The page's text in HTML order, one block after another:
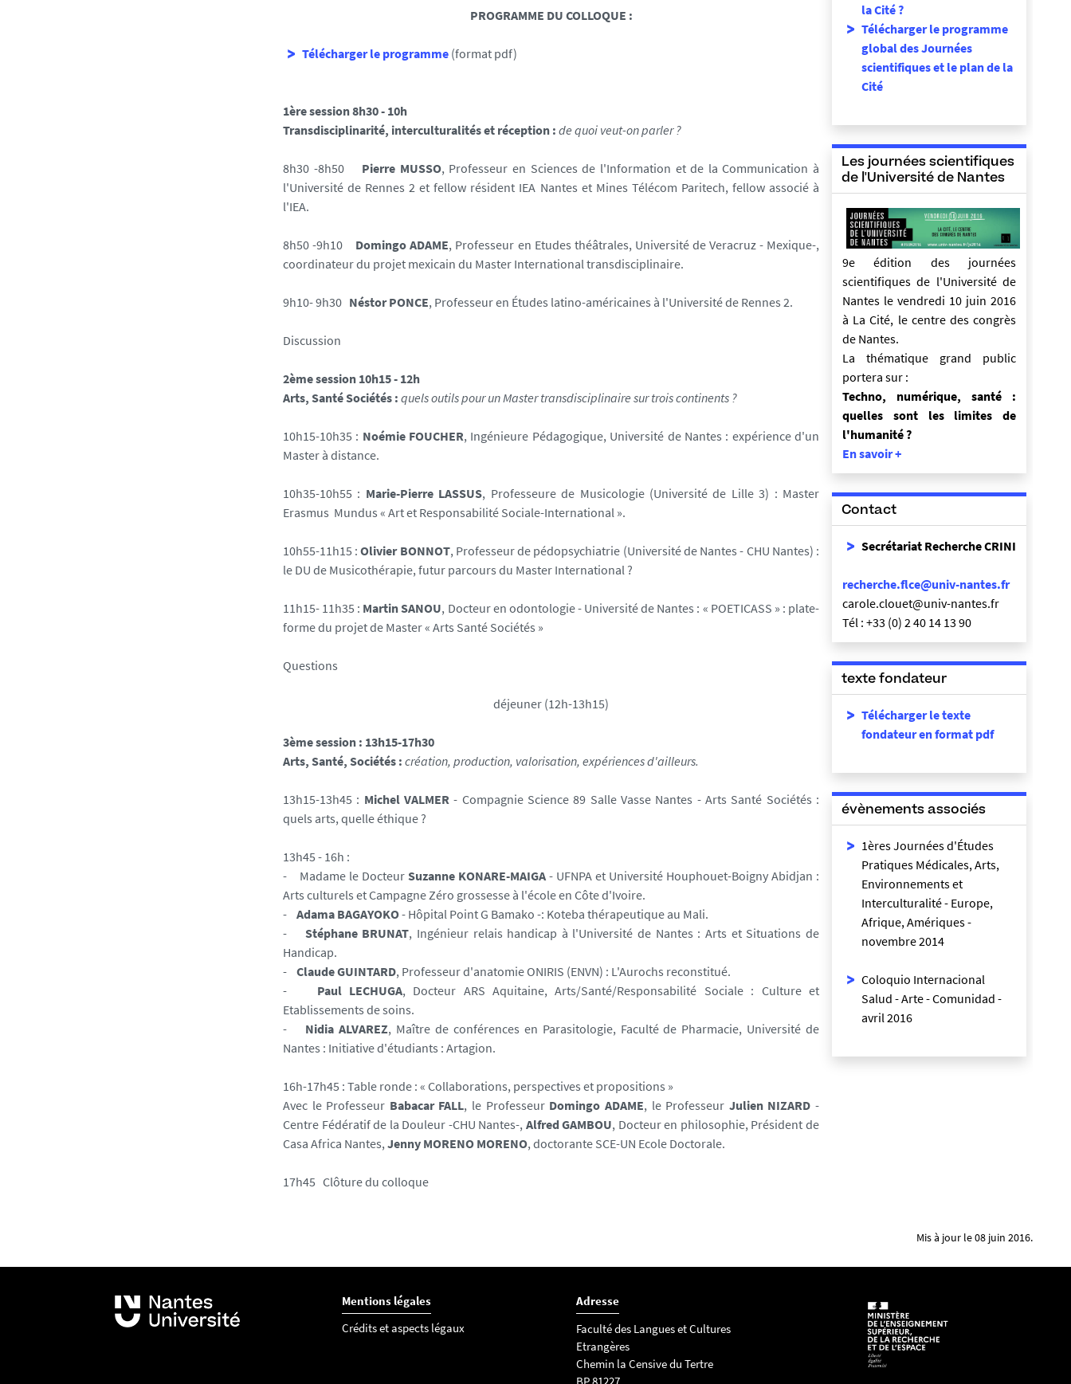
PROGRAMME DU COLLOQUE :
Télécharger le programme (format pdf)
1ère session 8h30 - 10h
Transdisciplinarité, interculturalités et réception : de quoi veut-on parler ?
8h30 -8h50 Pierre MUSSO,Professeur en Sciences de l'Information et de la Communication à
l'Université de Rennes 2 et fellow résident IEA Nantes et Mines Télécom Paritech, fellow associé à
l'IEA.
8h50 -9h10 Domingo ADAME, Professeur en Etudes théâtrales, Université de Veracruz - Mexique-,
coordinateur du projet mexicain du Master International transdisciplinaire.
9h10- 9h30 Néstor PONCE, Professeur en Études latino-américaines à l'Université de Rennes 2.
Discussion
2ème session 10h15 - 12h
Arts, Santé Sociétés : quels outils pour un Master transdisciplinaire sur trois continents ?
10h15-10h35 : Noémie FOUCHER, Ingénieure Pédagogique, Université de Nantes : expérience d'un
Master à distance.
10h35-10h55 : Marie-Pierre LASSUS, Professeure de Musicologie (Université de Lille 3) : Master
Erasmus Mundus « Art et Responsabilité Sociale-International ».
10h55-11h15 :Olivier BONNOT, Professeur de pédopsychiatrie (Université de Nantes - CHU Nantes) :
le DU de Musicothérapie, futur parcours du Master International ?
11h15- 11h35 : Martin SANOU, Docteur en odontologie -Université de Nantes : « POETICASS » : plate-
forme du projet de Master « Arts Santé Sociétés »
Questions
déjeuner (12h-13h15)
3ème session : 13h15-17h30
Arts, Santé, Sociétés : création, production, valorisation, expériences d'ailleurs.
13h15-13h45 : Michel VALMER - Compagnie Science 89 Salle Vasse Nantes - Arts Santé Sociétés :
quels arts, quelle éthique ?
13h45 - 16h :
- Madame le Docteur Suzanne KONARE-MAIGA - UFNPA et Université Houphouet-Boigny Abidjan :
Arts culturels et Campagne Zéro grossesse à l'école en Côte d'Ivoire.
- Adama BAGAYOKO- Hôpital Point G Bamako -: Koteba thérapeutique au Mali.
- Stéphane BRUNAT, Ingénieur relais handicap à l'Université de Nantes : Arts et Situations de
Handicap.
- Claude GUINTARD, Professeur d'anatomie ONIRIS (ENVN) : L'Aurochs reconstitué.
- Paul LECHUGA, Docteur ARS Aquitaine, Arts/Santé/Responsabilité Sociale : Culture et
Etablissements de soins.
-
Nidia ALVAREZ, Maître de conférences en Parasitologie, Faculté de Pharmacie, Université de
Nantes : Initiative d'étudiants : Artagion.
16h-17h45 : Table ronde : « Collaborations, perspectives et propositions »
Avec le Professeur Babacar FALL, le Professeur Domingo ADAME, le Professeur Julien NIZARD -
Centre Fédératif de la Douleur -CHU Nantes-, Alfred GAMBOU, Docteur en philosophie, Président de
Casa Africa Nantes,Jenny MORENO MORENO, doctorante SCE-UN Ecole Doctorale.
17h45 Clôture du colloque
la Cité ?
Télécharger le programme
global des Journées
scientifiques et le plan de la
Cité
Les journées scientifiques
de l'Université de Nantes
9e édition des journées
scientifiques de l'Université de
Nantes le vendredi 10 juin 2016
à La Cité, le centre des congrès
de Nantes.
La thématique grand public
portera sur :
Techno, numérique, santé :
quelles sont les limites de
l'humanité ?
En savoir +
Contact
Secrétariat Recherche CRINI
recherche.flce@univ-nantes.fr
carole.clouet@univ-nantes.fr
Tél : +33 (0) 2 40 14 13 90
texte fondateur
Télécharger le texte
fondateur en format pdf
évènements associés
1ères Journées d'Études
Pratiques Médicales, Arts,
Environnements et
Interculturalité - Europe,
Afrique, Amériques -
novembre 2014
Coloquio Internacional
Salud - Arte - Comunidad -
avril 2016
Mis à jour le 08 juin 2016.
Mentions légales
Crédits et aspects légaux
Adresse
Faculté des Langues et Cultures
Etrangères
Chemin la Censive du Tertre